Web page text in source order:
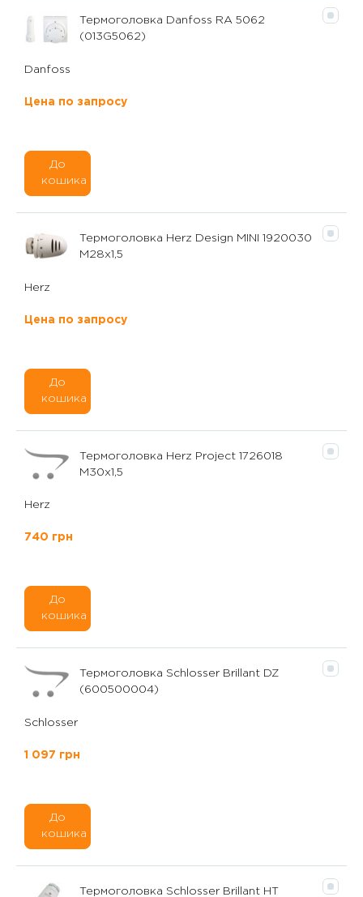
Термоголовка Danfoss RA 5062
(013G5062)
Danfoss
Цена по запросу
До
кошика
Термоголовка Herz Design МІNІ 1920030
M28x1,5
Herz
Цена по запросу
До
кошика
Термоголовка Herz Project 1726018
M30x1,5
Herz
740 грн
До
кошика
Термоголовка Schlosser Brillant DZ
(600500004)
Schlosser
1 097 грн
До
кошика
Термоголовка Schlosser Brillant HT